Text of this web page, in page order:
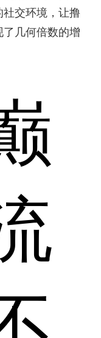
交环境，让撸
几何倍数的增